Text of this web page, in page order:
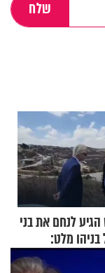
הגיע לנחם את בני
מלט:
תומכים